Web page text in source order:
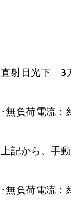
直射日光下 3
･無負荷電流：
上記から、手
･無負荷電流